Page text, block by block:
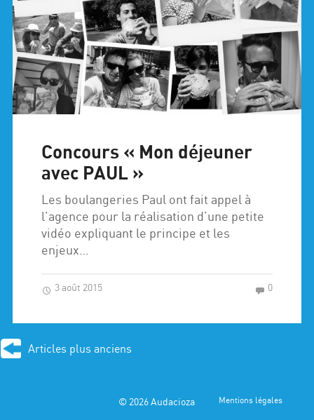
Concours « Mon déjeuner
avec PAUL »
Les boulangeries Paul ont fait appel à
l’agence pour la réalisation d’une petite
vidéo expliquant le principe et les
enjeux…
3 août 2015 0
Articles plus anciens
© 2026Audacioza Mentions légales